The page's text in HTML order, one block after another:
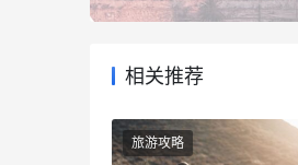
相关推荐
旅游攻略